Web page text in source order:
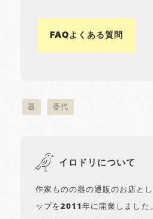
FAQよくある質問
器 香代
イロドリについて
作家ものの器の通販のお店と
ップを2011年に開業しました